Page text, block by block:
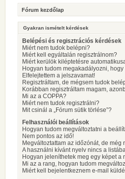
Fórum kezdőlap
Gyakran ismételt kérdések
Belépési és regisztrációs kérdések
Miért nem tudok belépni?
Miért kell egyáltalán regisztrálnom?
Miért kerülök kiléptetésre
Hogyan tudom megakadályozni,
Elfelejtettem a jelszavamat!
Regisztráltam, de mégsem tudok
Korábban regisztráltam magam,
Mi az a COPPA?
Miért nem tudok regisztrálni?
Mit csinál a „Fórum sütik törlése”?
Felhasználói beállítások
Hogyan tudom megváltoztatni a
Nem pontos az idő!
Megváltoztattam az időzónát, de még
A használni kívánt nyelv nincs a
Hogyan jeleníthetek meg egy képet a
Mi az a rang, hogyan tudom
Miért kell bejelentkeznem e-mail